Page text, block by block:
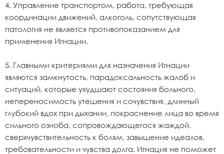
4. Управление транспортом, работа, требующая
координации движений, алкоголь, сопутствующая
патология не является противопоказанием для
применения Игнации.
5. Главными критериями для назначения Игнации
являются замкнутость, парадоксальность жалоб и
ситуаций, которые ухудшают состояния больного,
непереносимость утешения и сочувствия, длинный
глубокий вдох при дыхании, покраснение лица во время
сильного озноба, сопровождающегося жаждой,
сверхчувствительность к болям, завышение идеалов,
требовательности и чувства долга. Игнация не поможет